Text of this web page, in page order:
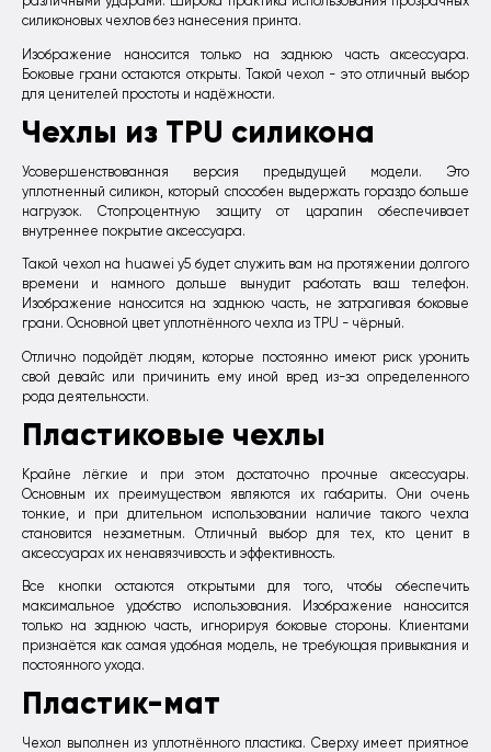
силиконовых чехлов без нанесения принта.
Изображение наносится только на заднюю часть аксессуара.
Боковые грани остаются открыты. Такой чехол - это отличный выбор
для ценителей простоты и надёжности.
Чехлы из TPU силикона
Усовершенствованная версия предыдущей модели. Это
уплотненный силикон, который способен выдержать гораздо больше
нагрузок. Стопроцентную защиту от царапин обеспечивает
внутреннее покрытие аксессуара.
Такой чехол на huawei y5 будет служить вам на протяжении долгого
времени и намного дольше вынудит работать ваш телефон.
Изображение наносится на заднюю часть, не затрагивая боковые
грани. Основной цвет уплотнённого чехла из TPU - чёрный.
Отлично подойдёт людям, которые постоянно имеют риск уронить
свой девайс или причинить ему иной вред из-за определенного
рода деятельности.
Пластиковые чехлы
Крайне лёгкие и при этом достаточно прочные аксессуары.
Основным их преимуществом являются их габариты. Они очень
тонкие, и при длительном использовании наличие такого чехла
становится незаметным. Отличный выбор для тех, кто ценит в
аксессуарах их ненавязчивость и эффективность.
Все кнопки остаются открытыми для того, чтобы обеспечить
максимальное удобство использования. Изображение наносится
только на заднюю часть, игнорируя боковые стороны. Клиентами
признаётся как самая удобная модель, не требующая привыкания и
постоянного ухода.
Пластик-мат
Чехол выполнен из уплотнённого пластика. Сверху имеет приятное